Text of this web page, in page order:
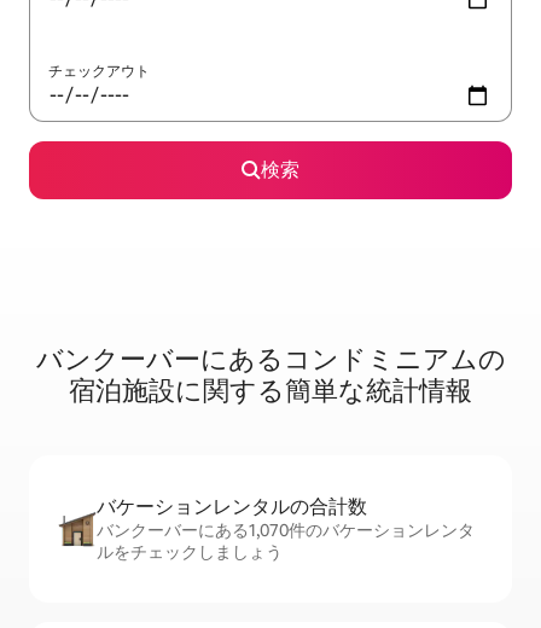
チェックアウト
検索
バンクーバーに⁠あ⁠るコ⁠ン⁠ド⁠ミ⁠ニ⁠ア⁠ム⁠の
宿⁠泊⁠施⁠設⁠に関⁠す⁠る簡⁠単⁠な統⁠計⁠情⁠報
バケーションレ⁠ン⁠タ⁠ル⁠の合⁠計⁠数
バンクーバーにある1,070件のバケーションレンタ
ルをチェックしましょう